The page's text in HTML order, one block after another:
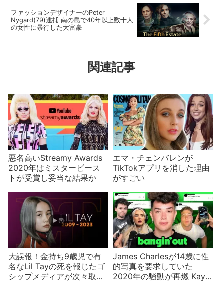
ファッションデザイナーのPeter
Nygard(79)逮捕 南の島で40年以上数十人
の女性に暴行した大富豪
関連記事
悪名高いStreamy Awards
2020年はミスタービース
トが受賞し妥当な結果か
エマ・チェンバレンが
TikTokアプリを消した理由
がすごい
大誤報！金持ち9歳児で有
名なLil Tayの死を報じたゴ
シップメディアが次々取り
James Charlesが14歳に性
的写真を要求していた
2020年の騒動が再燃 Kayla